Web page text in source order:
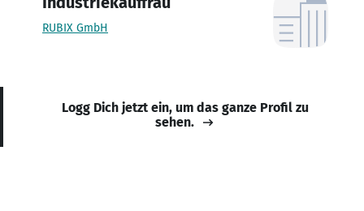
RUBIX GmbH
Logg Dich jetzt ein, um das ganze Profil zu
sehen.